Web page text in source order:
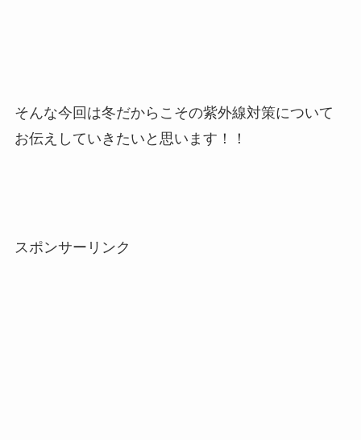
そんな今回は冬だからこその紫外線対策について
お伝えしていきたいと思います！！
スポンサーリンク